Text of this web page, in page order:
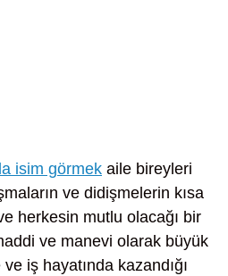
isim görmek aile bireyleri
ve didişmelerin kısa
herkesin mutlu olacağı bir
ve manevi olarak büyük
iş hayatında kazandığı